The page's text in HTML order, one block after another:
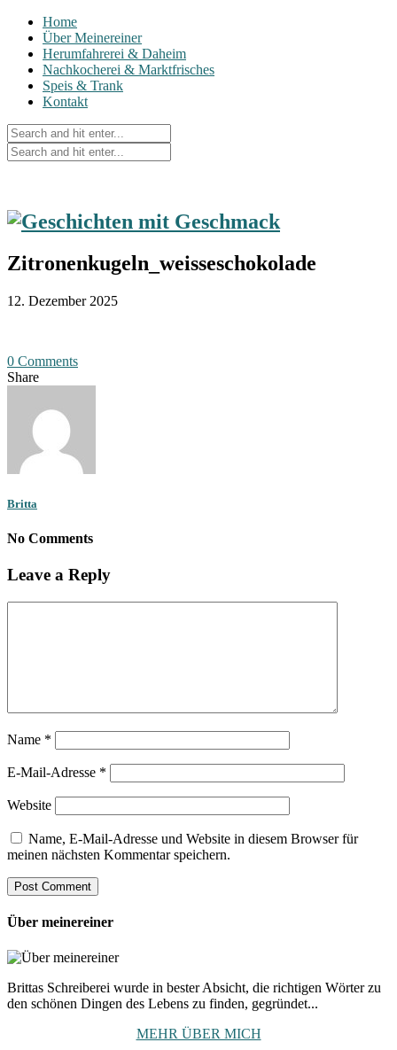
Home
Über Meinereiner
Herumfahrerei & Daheim
Nachkocherei & Marktfrisches
Speis & Trank
Kontakt
Zitronenkugeln_weisseschokolade
12. Dezember 2025
0 Comments
Share
Britta
No Comments
Leave a Reply
Name *
E-Mail-Adresse *
Website
Name, E-Mail-Adresse und Website in diesem Browser für
meinen nächsten Kommentar speichern.
Über meinereiner
Brittas Schreiberei wurde in bester Absicht, die richtigen Wörter zu
den schönen Dingen des Lebens zu finden, gegründet...
MEHR ÜBER MICH